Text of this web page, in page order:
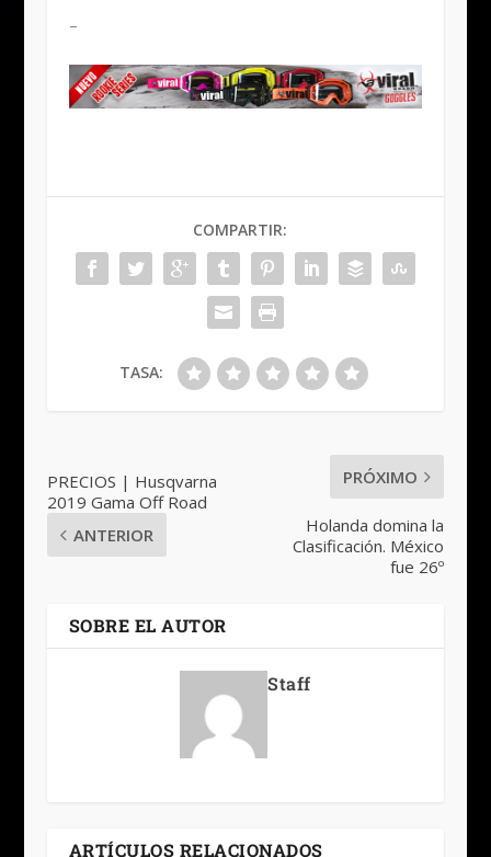
–
COMPARTIR:
TASA:
PRECIOS | Husqvarna
2019 Gama Off Road
ANTERIOR
PRÓXIMO
Holanda domina la
Clasificación. México
fue 26º
SOBRE EL AUTOR
Staff
ARTÍCULOS RELACIONADOS